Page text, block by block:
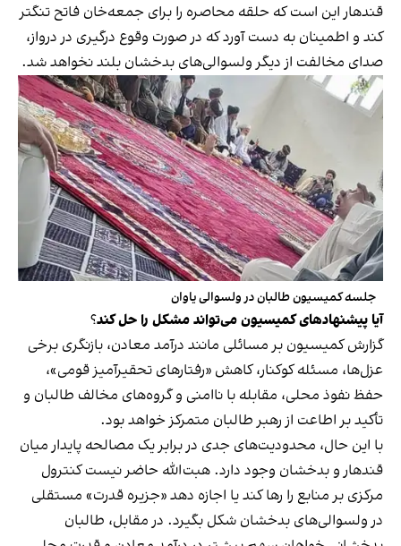
قندهار این است‌ که حلقه محاصره را برای جمعه‌خان فاتح تنگتر
کند و اطمینان به دست‌ آورد که در صورت‌ وقوع درگیری در درواز،
صدای مخالفت‌ از دیگر ولسوالی‌های بدخشان بلند نخواهد شد.
جلسه کمیسیون طالبان در ولسوالی یاوان
آیا پیشنهادهای کمیسیون می‌تواند مشکل را حل کند؟
گزارش کمیسیون بر مسائلی مانند درآمد معادن، بازنگری برخی
عزل‌ها، مسئله کوکنار، کاهش «رفتارهای تحقیرآمیز قومی»،
حفظ نفوذ محلی، مقابله با ناامنی و گروه‌های مخالف طالبان و
تأکید بر اطاعت از رهبر طالبان متمرکز خواهد بود.
با این حال، محدودیت‌های جدی در برابر یک مصالحه پایدار میان
قندهار و بدخشان وجود دارد. هبت‌الله حاضر نیست کنترول
مرکزی بر منابع را رها کند یا اجازه دهد «جزیره قدرت» مستقلی
در ولسوالی‌های بدخشان شکل بگیرد. در مقابل، طالبان